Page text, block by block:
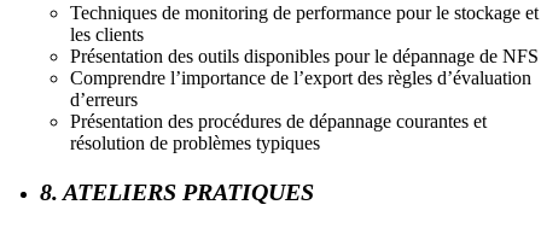
Techniques de monitoring de performance pour le stockage et
les clients
Présentation des outils disponibles pour le dépannage de NFS
Comprendre l’importance de l’export des règles d’évaluation
d’erreurs
Présentation des procédures de dépannage courantes et
résolution de problèmes typiques
8. ATELIERS PRATIQUES